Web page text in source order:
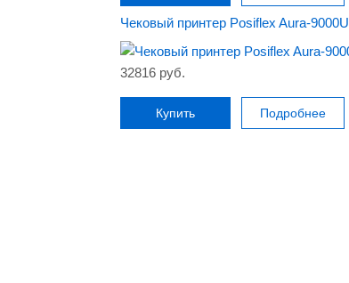
Чековый принтер Posiflex Aura-9000U
32816 руб.
Купить Подробнее